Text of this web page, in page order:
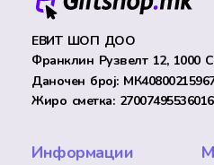
ЕВИТ ШОП ДОО
Франклин Рузвелт 12, 1000
Даночен број:
Жиро сметка:
Информации